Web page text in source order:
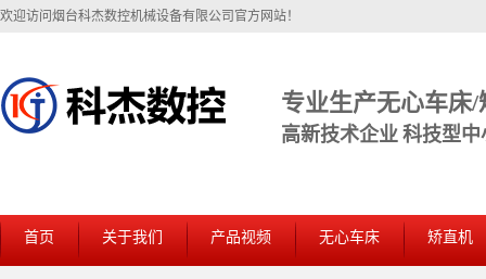
欢迎访问烟台科杰数控机械设备有限公司官方网站！
专业生产无心车床/
高新技术企业 科技型中
首页 关于我们 产品视频 无心车床 矫直机